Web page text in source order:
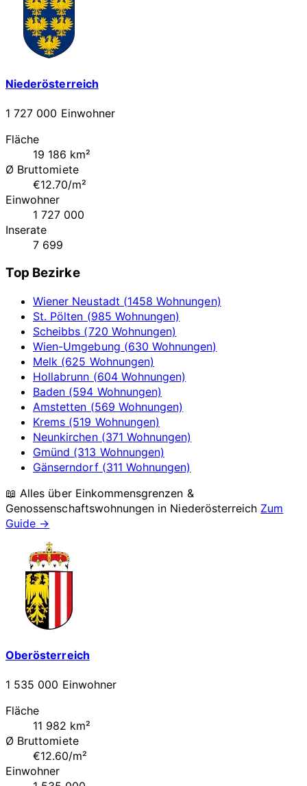
Niederösterreich
1 727 000 Einwohner
Fläche
19 186 km²
Ø Bruttomiete
€12.70/m²
Einwohner
1 727 000
Inserate
7 699
Top Bezirke
Wiener Neustadt (1458 Wohnungen)
St. Pölten (985 Wohnungen)
Scheibbs (720 Wohnungen)
Wien-Umgebung (630 Wohnungen)
Melk (625 Wohnungen)
Hollabrunn (604 Wohnungen)
Baden (594 Wohnungen)
Amstetten (569 Wohnungen)
Krems (519 Wohnungen)
Neunkirchen (371 Wohnungen)
Gmünd (313 Wohnungen)
Gänserndorf (311 Wohnungen)
📖 Alles über Einkommensgrenzen &
Genossenschaftswohnungen in Niederösterreich Zum
Guide →
Oberösterreich
1 535 000 Einwohner
Fläche
11 982 km²
Ø Bruttomiete
€12.60/m²
Einwohner